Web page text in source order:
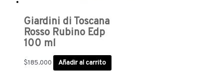
Giardini di Toscana
Rosso Rubino Edp
100 ml
$185.000 Añadir al carrito